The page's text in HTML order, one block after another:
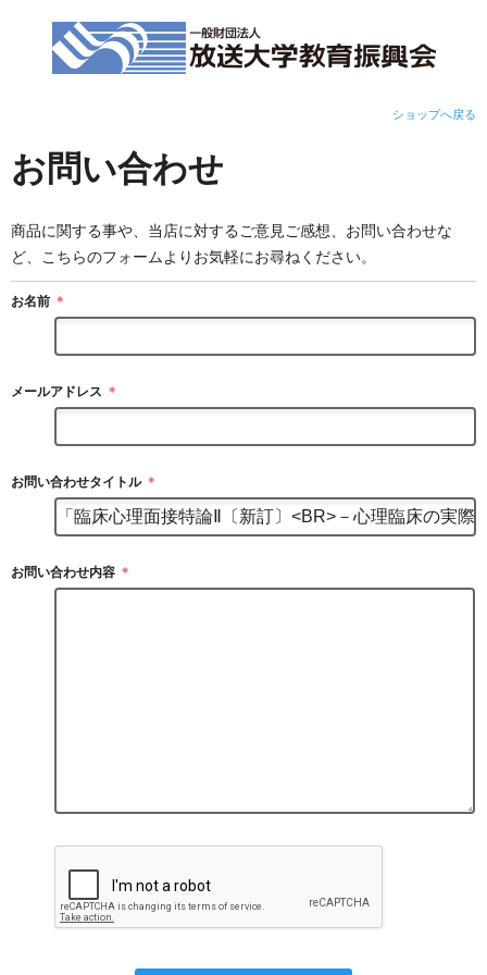
ショップへ戻る
お問い合わせ
商品に関する事や、当店に対するご意見ご感想、お問い合わせな
ど、こちらのフォームよりお気軽にお尋ねください。
お名前 ＊
メールアドレス ＊
お問い合わせタイトル ＊
お問い合わせ内容 ＊